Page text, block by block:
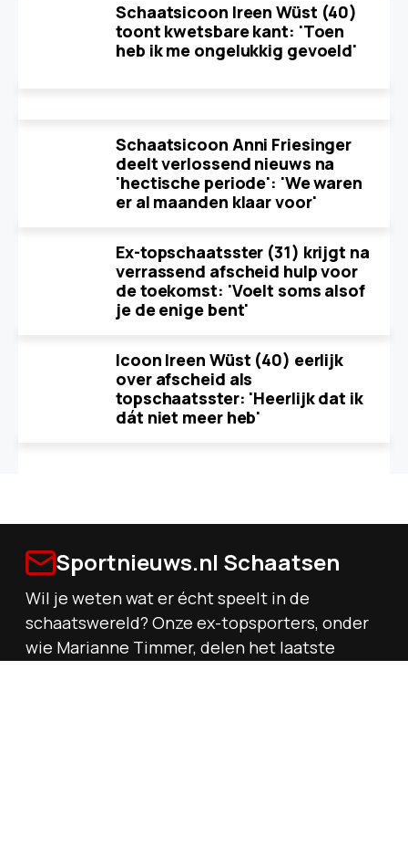
Schaatsicoon Ireen Wüst (40)
toont kwetsbare kant: 'Toen
heb ik me ongelukkig gevoeld'
Schaatsicoon Anni Friesinger
deelt verlossend nieuws na
'hectische periode': 'We waren
er al maanden klaar voor'
Ex-topschaatsster (31) krijgt na
verrassend afscheid hulp voor
de toekomst: 'Voelt soms alsof
je de enige bent'
Icoon Ireen Wüst (40) eerlijk
over afscheid als
topschaatsster: 'Heerlijk dat ik
dát niet meer heb'